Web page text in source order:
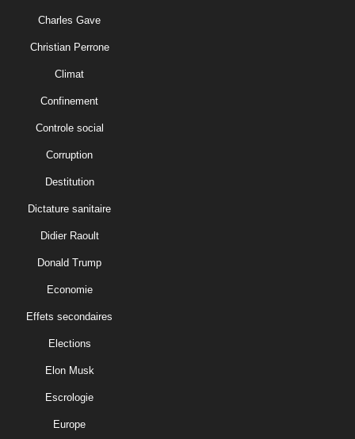
Charles Gave
Christian Perrone
Climat
Confinement
Controle social
Corruption
Destitution
Dictature sanitaire
Didier Raoult
Donald Trump
Economie
Effets secondaires
Elections
Elon Musk
Escrologie
Europe